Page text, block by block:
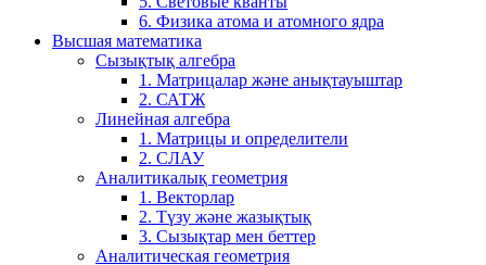
6. Физика атома и атомного ядра
Высшая математика
Сызықтық алгебра
1. Матрицалар және анықтауыштар
2. САТЖ
Линейная алгебра
1. Матрицы и определители
2. СЛАУ
Аналитикалық геометрия
1. Векторлар
2. Түзу және жазықтық
3. Сызықтар мен беттер
Аналитическая геометрия